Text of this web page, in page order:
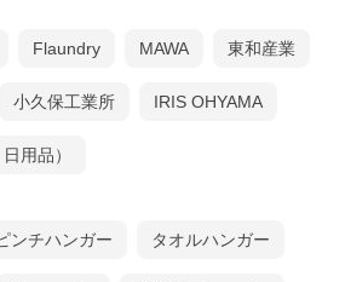
ンガーよりも収納スペースが広がり、ク
アップします。また、ハンガーを統一す
Flaundry MAWA 東和産業
小久保工業所 IRIS OHYAMA
用品）
ンチハンガー タオルハンガー